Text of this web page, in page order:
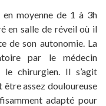
moyenne de 1 à 3h
en salle de réveil où il
de son autonomie. La
par le médecin
le chirurgien. Il s’agit
être assez douloureuse
adapté pour